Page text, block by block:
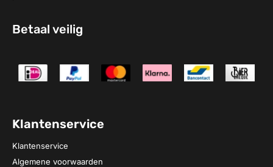
Betaal veilig
Klantenservice
Klantenservice
Algemene voorwaarden